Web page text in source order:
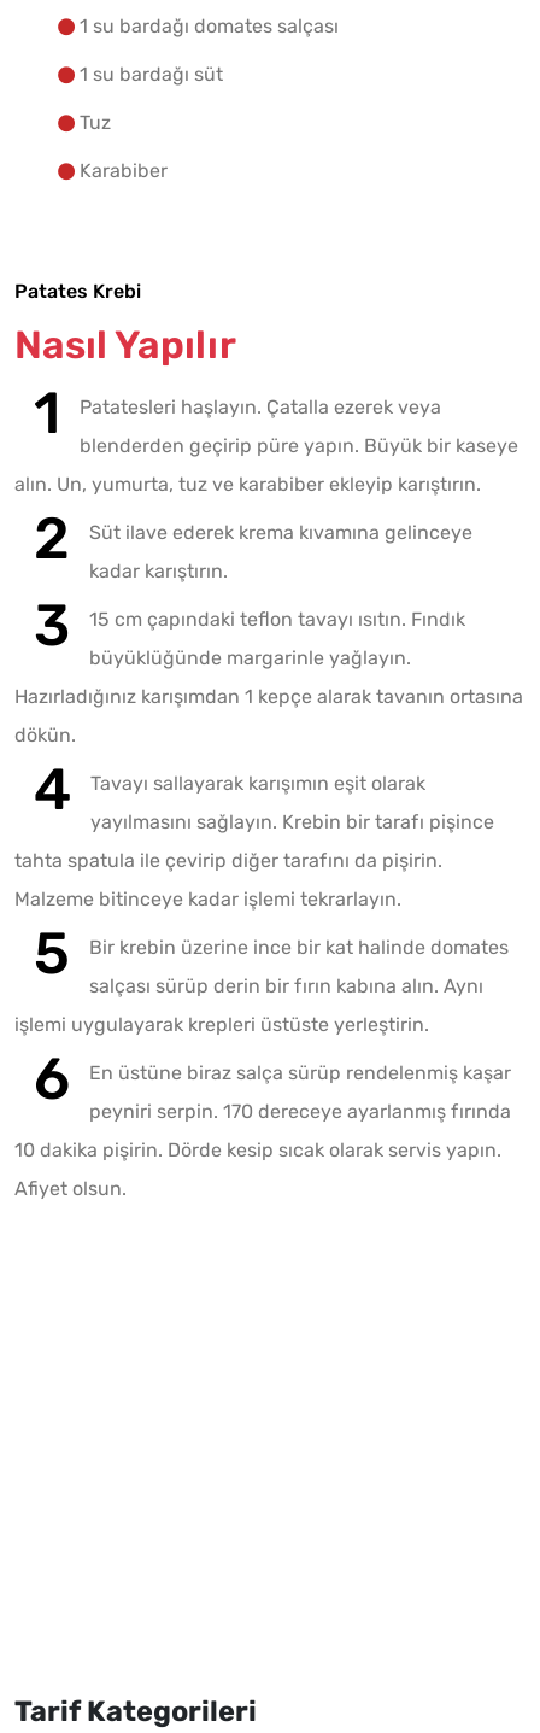
1 su bardağı domates salçası
1 su bardağı süt
Tuz
Karabiber
Patates Krebi
Nasıl Yapılır
Patatesleri haşlayın. Çatalla ezerek veya
blenderden geçirip püre yapın. Büyük bir kaseye
alın. Un, yumurta, tuz ve karabiber ekleyip karıştırın.
Süt ilave ederek krema kıvamına gelinceye
kadar karıştırın.
15 cm çapındaki teflon tavayı ısıtın. Fındık
büyüklüğünde margarinle yağlayın.
Hazırladığınız karışımdan 1 kepçe alarak tavanın ortasına
dökün.
Tavayı sallayarak karışımın eşit olarak
yayılmasını sağlayın. Krebin bir tarafı pişince
tahta spatula ile çevirip diğer tarafını da pişirin.
Malzeme bitinceye kadar işlemi tekrarlayın.
Bir krebin üzerine ince bir kat halinde domates
salçası sürüp derin bir fırın kabına alın. Aynı
işlemi uygulayarak krepleri üstüste yerleştirin.
En üstüne biraz salça sürüp rendelenmiş kaşar
peyniri serpin. 170 dereceye ayarlanmış fırında
10 dakika pişirin. Dörde kesip sıcak olarak servis yapın.
Afiyet olsun.
Tarif Kategorileri